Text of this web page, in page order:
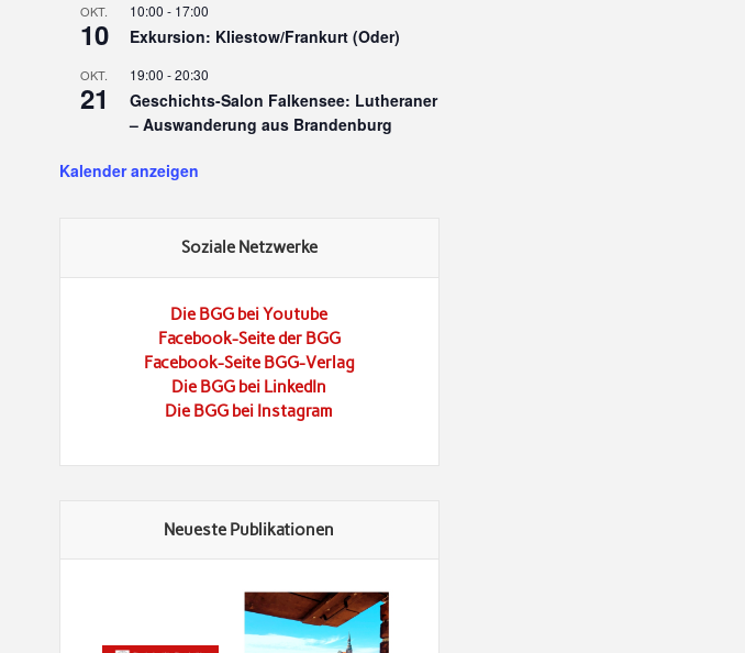
OKT.
10
10:00 - 17:00
Exkursion: Kliestow/Frankurt (Oder)
OKT.
21
19:00 -20:30
Geschichts-Salon Falkensee: Lutheraner
– Auswanderung aus Brandenburg
Kalender anzeigen
Soziale Netzwerke
Die BGG bei Youtube
Facebook-Seite der BGG
Facebook-Seite BGG-Verlag
Die BGG bei LinkedIn
Die BGG bei Instagram
Neueste Publikationen